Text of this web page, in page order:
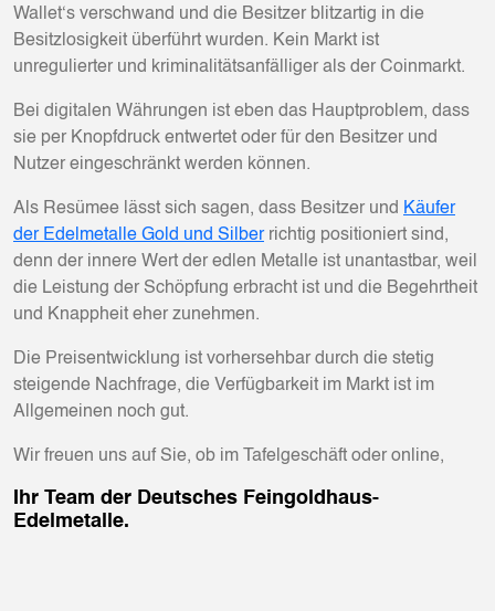
Wallet‘s verschwand und die Besitzer blitzartig in die
Besitzlosigkeit überführt wurden. Kein Markt ist
unregulierter und kriminalitätsanfälliger als der Coinmarkt.
Bei digitalen Währungen ist eben das Hauptproblem, dass
sie per Knopfdruck entwertet oder für den Besitzer und
Nutzer eingeschränkt werden können.
Als Resümee lässt sich sagen, dass Besitzer und Käufer
der Edelmetalle Gold und Silberrichtig positioniert sind,
denn der innere Wert der edlen Metalle ist unantastbar, weil
die Leistung der Schöpfung erbracht ist und die Begehrtheit
und Knappheit eher zunehmen.
Die Preisentwicklung ist vorhersehbar durch die stetig
steigende Nachfrage, die Verfügbarkeit im Markt ist im
Allgemeinen noch gut.
Wir freuen uns auf Sie, ob im Tafelgeschäft oder online,
Ihr Team der Deutsches Feingoldhaus-
Edelmetalle.